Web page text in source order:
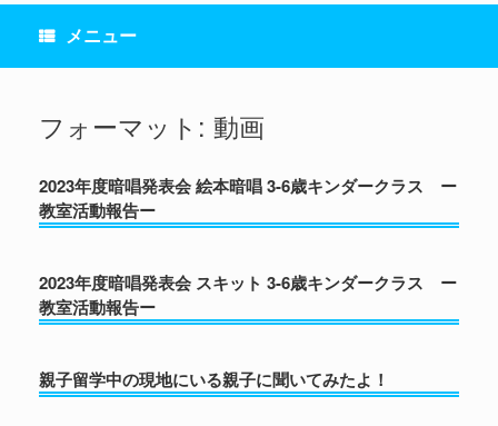
メニュー
フォーマット: 動画
2023年度暗唱発表会 絵本暗唱 3-6歳キンダークラス ー
教室活動報告ー
2023年度暗唱発表会 スキット 3-6歳キンダークラス ー
教室活動報告ー
親子留学中の現地にいる親子に聞いてみたよ！